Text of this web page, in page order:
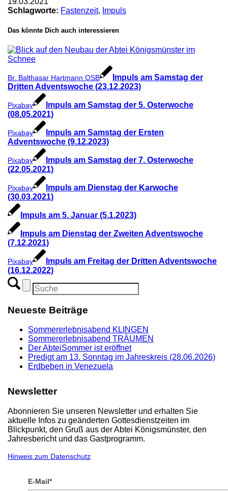
Schlagworte: Fastenzeit, Impuls
Das könnte Dich auch interessieren
Br. Balthasar Hartmann OSB
Impuls am Samstag der
Dritten Adventswoche (23.12.2023)
Pixabay
Impuls am Samstag der 5. Osterwoche
(08.05.2021)
Pixabay
Impuls am Samstag der Ersten
Adventswoche (9.12.2023)
Pixabay
Impuls am Samstag der 7. Osterwoche
(22.05.2021)
Pixabay
Impuls am Dienstag der Karwoche
(30.03.2021)
Impuls am 5. Januar (5.1.2023)
Impuls am Dienstag der Zweiten Adventswoche
(7.12.2021)
Pixabay
Impuls am Freitag der Dritten Adventswoche
(16.12.2022)
Neueste Beiträge
Sommererlebnisabend KLINGEN
Sommererlebnisabend TRÄUMEN
Der AbteiSommer ist eröffnet
Predigt am 13. Sonntag im Jahreskreis (28.06.2026)
Erdbeben in Venezuela
Newsletter
Abonnieren Sie unseren Newsletter und erhalten Sie
aktuelle Infos zu geänderten Gottesdienstzeiten im
Blickpunkt, den Gruß aus der Abtei Königsmünster, den
Jahresbericht und das Gastprogramm.
Hinweis zum Datenschutz
E-Mail*